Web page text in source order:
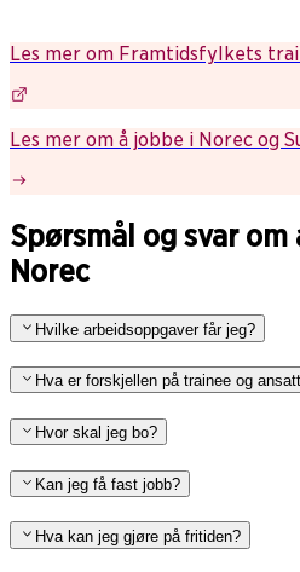
Les mer om Framtidsfylkets
Les mer om å jobbe i Norec og
Spørsmål og svar
Norec
Hvilke arbeidsoppgaver får jeg?
Hva er forskjellen på trainee og
Hvor skal jeg bo?
Kan jeg få fast jobb?
Hva kan jeg gjøre på fritiden?